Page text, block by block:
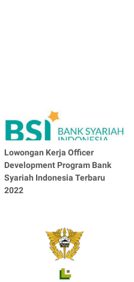
Lowongan Kerja Officer
Development Program Bank
Syariah Indonesia Terbaru
2022